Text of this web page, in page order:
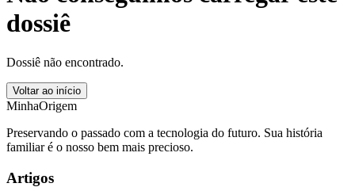
dossiê
Dossiê não encontrado.
Voltar ao início
MinhaOrigem
Preservando o passado com a tecnologia do futuro. Sua história
familiar é o nosso bem mais precioso.
Artigos